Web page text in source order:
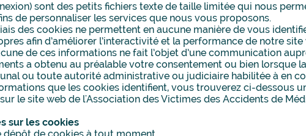
sont des petits fichiers texte de taille limitée qui nous
de personnaliser les services que nous vous proposons.
des cookies ne permettent en aucune manière de vous
afin d’améliorer l’interactivité et la performance de notre
de ces informations ne fait l’objet d’une communication
a obtenu au préalable votre consentement ou bien lorsque
ou toute autorité administrative ou judiciaire habilitée à en
que les cookies identifient, vous trouverez ci-dessous
le site web de l'Association des Victimes des Accidents de
sur les cookies